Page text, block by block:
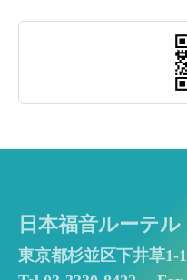
日本福音ルーテル
東京都杉並区下井草1-